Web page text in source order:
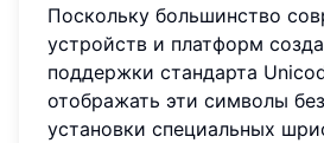
Поскольку большинство
устройств и платформ
поддержки стандарта
отображать эти символы
установки специальных